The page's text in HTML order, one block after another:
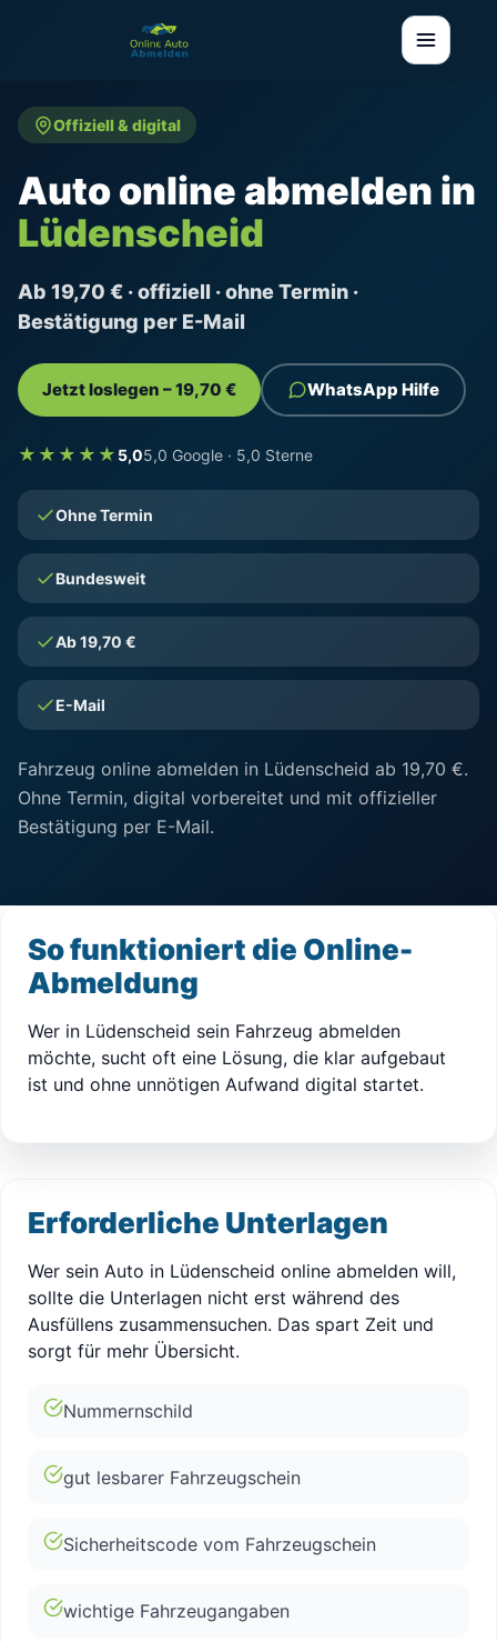
Offiziell & digital
Auto online abmelden in
Lüdenscheid
Ab 19,70 € · offiziell · ohne Termin ·
Bestätigung per E-Mail
Jetzt loslegen – 19,70 € WhatsApp Hilfe
★★★★★ 5,05,0 Google · 5,0 Sterne
Ohne Termin
Bundesweit
Ab 19,70 €
E-Mail
Fahrzeug online abmelden in Lüdenscheid ab 19,70 €.
Ohne Termin, digital vorbereitet und mit offizieller
Bestätigung per E-Mail.
So funktioniert die Online-
Abmeldung
Wer in Lüdenscheid sein Fahrzeug abmelden
möchte, sucht oft eine Lösung, die klar aufgebaut
ist und ohne unnötigen Aufwand digital startet.
Erforderliche Unterlagen
Wer sein Auto in Lüdenscheid online abmelden will,
sollte die Unterlagen nicht erst während des
Ausfüllens zusammensuchen. Das spart Zeit und
sorgt für mehr Übersicht.
Nummernschild
gut lesbarer Fahrzeugschein
Sicherheitscode vom Fahrzeugschein
wichtige Fahrzeugangaben